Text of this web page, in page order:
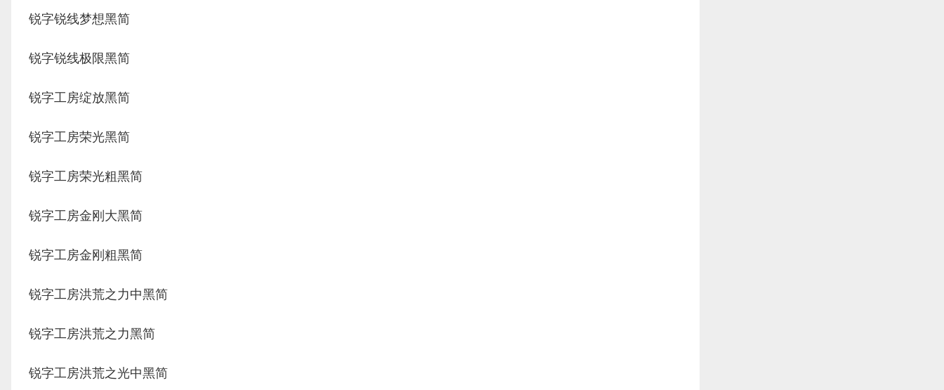
锐字锐线梦想黑简
锐字锐线极限黑简
锐字工房绽放黑简
锐字工房荣光黑简
锐字工房荣光粗黑简
锐字工房金刚大黑简
锐字工房金刚粗黑简
锐字工房洪荒之力中黑简
锐字工房洪荒之力黑简
锐字工房洪荒之光中黑简